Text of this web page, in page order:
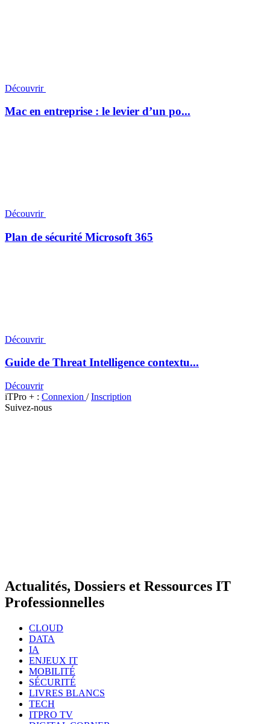
Découvrir
Mac en entreprise : le levier d’un po...
Découvrir
Plan de sécurité Microsoft 365
Découvrir
Guide de Threat Intelligence contextu...
Découvrir
iTPro + : Connexion /Inscription
Suivez-nous
Actualités, Dossiers et Ressources IT
Professionnelles
CLOUD
DATA
IA
ENJEUX IT
MOBILITÉ
SÉCURITÉ
LIVRES BLANCS
TECH
ITPRO TV